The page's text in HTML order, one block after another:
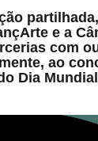
e a
com
ao
Dia